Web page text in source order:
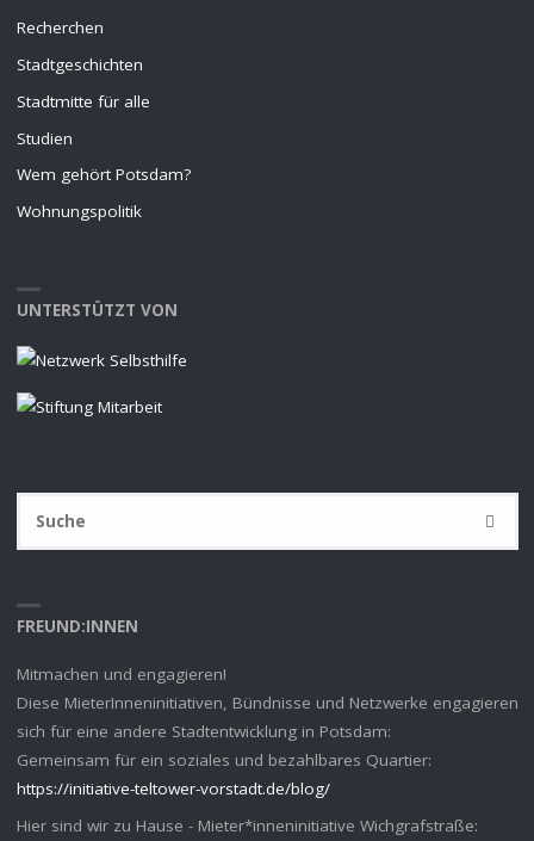
Recherchen
Stadtgeschichten
Stadtmitte für alle
Studien
Wem gehört Potsdam?
Wohnungspolitik
UNTERSTÜTZT VON
SUCHE
FREUND:INNEN
Mitmachen und engagieren!
Diese MieterInneninitiativen, Bündnisse und Netzwerke engagieren
sich für eine andere Stadtentwicklung in Potsdam:
Gemeinsam für ein soziales und bezahlbares Quartier:
https://initiative-teltower-vorstadt.de/blog/
Hier sind wir zu Hause - Mieter*inneninitiative Wichgrafstraße: